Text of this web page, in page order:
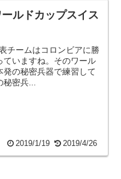
ルドカップスイス
チームはコロンビアに勝
ていますね。そのワール
発の秘密兵器で練習して
密兵...
2019/1/19 2019/4/26